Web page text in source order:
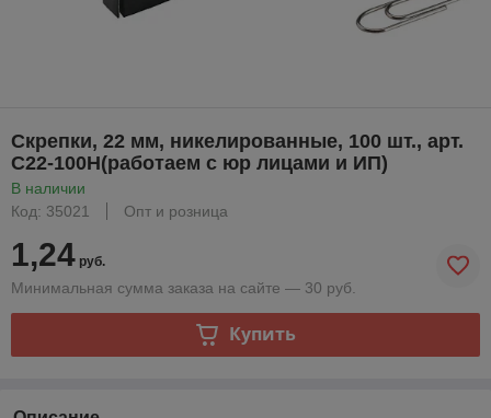
Скрепки, 22 мм, никелированные, 100 шт., арт.
С22-100Н(работаем с юр лицами и ИП)
В наличии
Код: 35021
Опт и розница
1,24 руб.
Минимальная сумма заказа на сайте — 30 руб.
Купить